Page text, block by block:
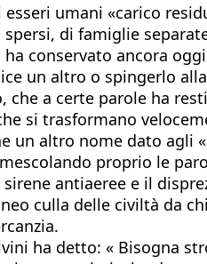
umani «carico
di famiglie
conservato ancora
un altro o spingerlo
che a certe parole ha
si trasformano
un altro nome dato agli
proprio le
antiaeree e il
culla delle civiltà da
ha detto: « Bisogna